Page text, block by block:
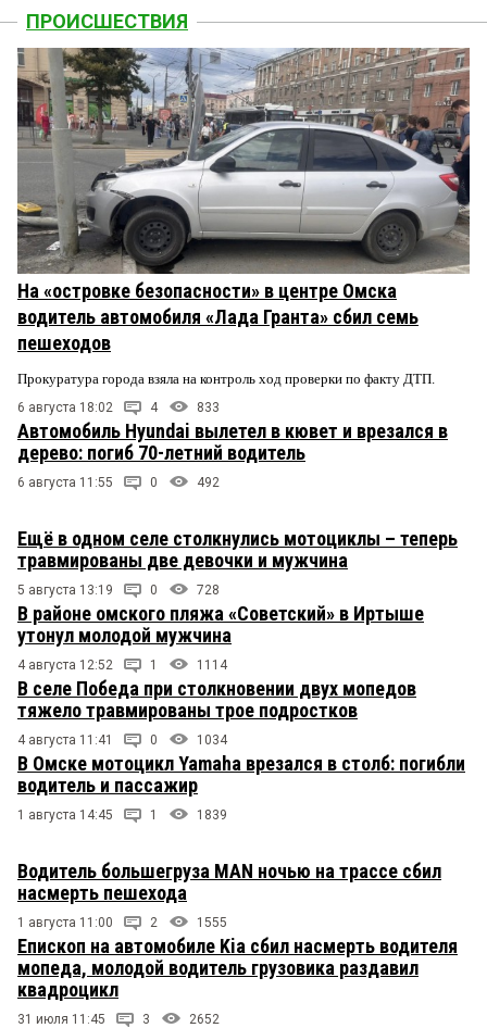
ПРОИСШЕСТВИЯ
На «островке безопасности» в центре Омска
водитель автомобиля «Лада Гранта» сбил семь
пешеходов
Прокуратура города взяла на контроль ход проверки по факту ДТП.
6 августа 18:02 4 833
Автомобиль Hyundai вылетел в кювет и врезался в
дерево: погиб 70-летний водитель
6 августа 11:55 0 492
Ещё в одном селе столкнулись мотоциклы – теперь
травмированы две девочки и мужчина
5 августа 13:19 0 728
В районе омского пляжа «Советский» в Иртыше
утонул молодой мужчина
4 августа 12:52 1 1114
В селе Победа при столкновении двух мопедов
тяжело травмированы трое подростков
4 августа 11:41 0 1034
В Омске мотоцикл Yamaha врезался в столб: погибли
водитель и пассажир
1 августа 14:45 1 1839
Водитель большегруза MAN ночью на трассе сбил
насмерть пешехода
1 августа 11:00 2 1555
Епископ на автомобиле Kia сбил насмерть водителя
мопеда, молодой водитель грузовика раздавил
квадроцикл
31 июля 11:45 3 2652